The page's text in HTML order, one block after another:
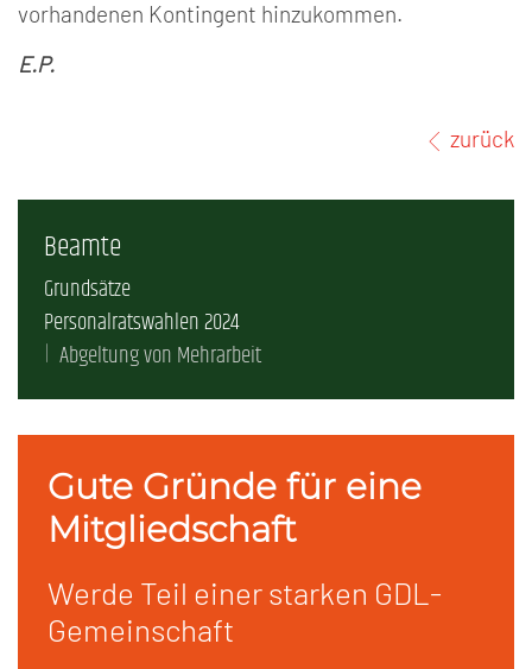
vorhandenen Kontingent hinzukommen.
E.P.
zurück
Beamte
Grundsätze
Personalratswahlen 2024
Abgeltung von Mehrarbeit
Gute Gründe für eine
Mitgliedschaft
Werde Teil einer starken GDL-
Gemeinschaft